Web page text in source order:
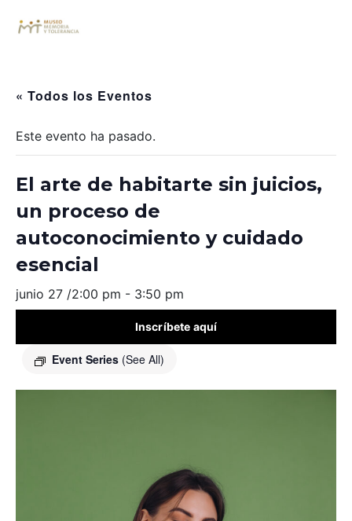
« Todos los Eventos
Este evento ha pasado.
El arte de habitarte sin juicios,
un proceso de
autoconocimiento y cuidado
esencial
junio 27 /2:00 pm - 3:50 pm
Event Series (See All)
Inscríbete aquí